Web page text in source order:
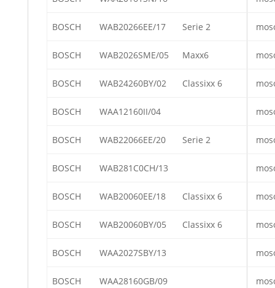
BOSCH WAB20266EE/17 Serie 2
BOSCH WAB2026SME/05 Maxx6
BOSCH WAB24260BY/02 Classixx 6
BOSCH WAA12160II/04
BOSCH WAB22066EE/20 Serie 2
BOSCH WAB281C0CH/13
BOSCH WAB20060EE/18 Classixx 6
BOSCH WAB20060BY/05 Classixx 6
BOSCH WAA2027SBY/13
BOSCH WAA28160GB/09